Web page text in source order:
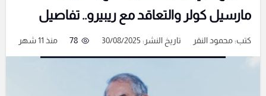
مارسيل كولر والتعاقد مع ريبيرو.. تفاصيل
كتب:محمود النقر تاريخ النشر: 30/08/2025 78 منذ 11 شهر